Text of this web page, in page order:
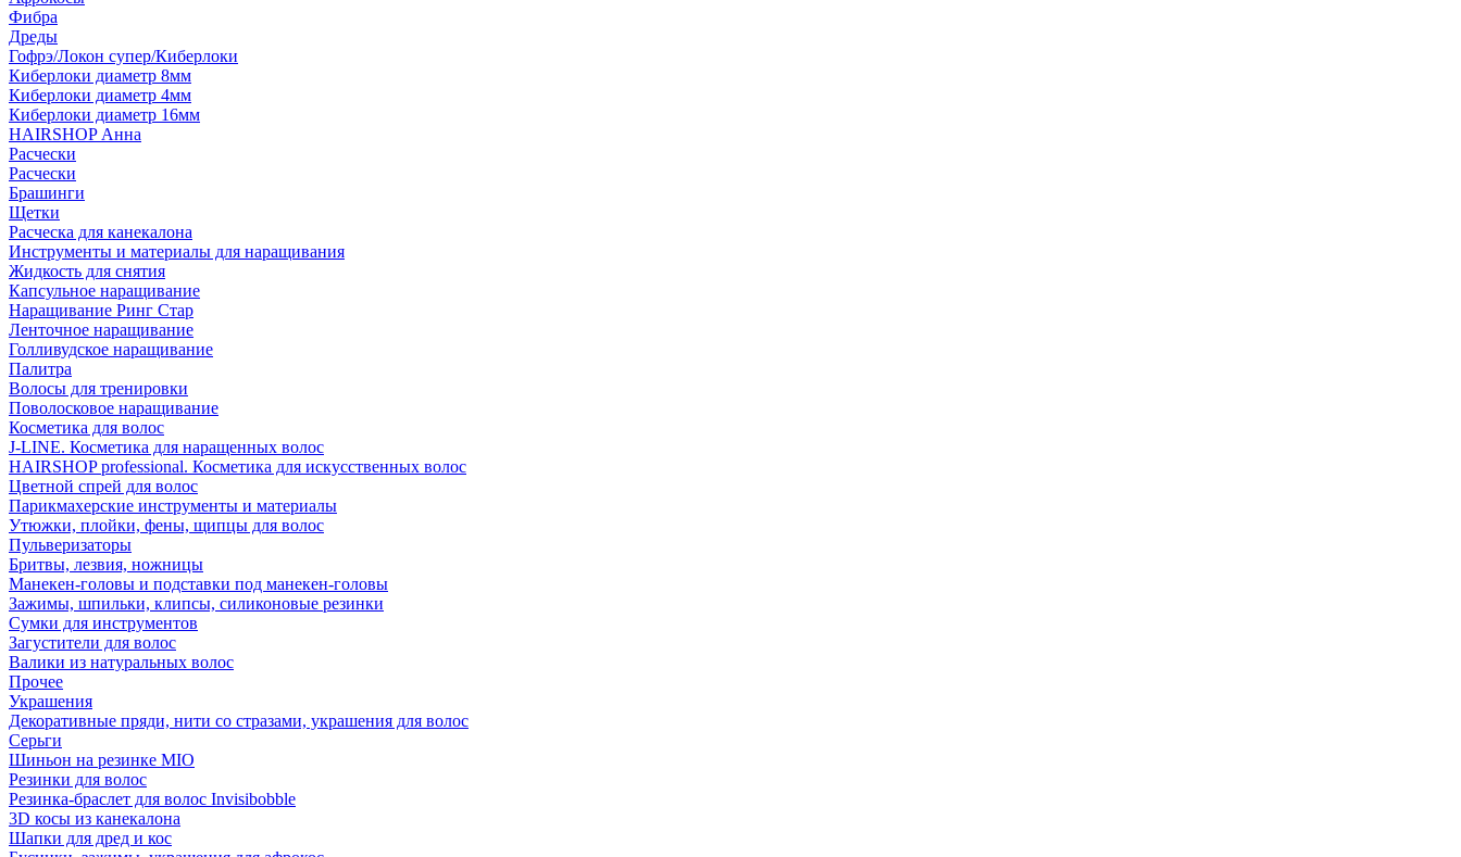
Фибра
Дреды
Гофрэ/Локон супер/Киберлоки
Киберлоки диаметр 8мм
Киберлоки диаметр 4мм
Киберлоки диаметр 16мм
HAIRSHOP Анна
Расчески
Расчески
Брашинги
Щетки
Расческа для канекалона
Инструменты и материалы для наращивания
Жидкость для снятия
Капсульное наращивание
Наращивание Ринг Стар
Ленточное наращивание
Голливудское наращивание
Палитра
Волосы для тренировки
Поволосковое наращивание
Косметика для волос
J-LINE. Косметика для наращенных волос
HAIRSHOP professional. Косметика для искусственных волос
Цветной спрей для волос
Парикмахерские инструменты и материалы
Утюжки, плойки, фены, щипцы для волос
Пульверизаторы
Бритвы, лезвия, ножницы
Манекен-головы и подставки под манекен-головы
Зажимы, шпильки, клипсы, силиконовые резинки
Сумки для инструментов
Загустители для волос
Валики из натуральных волос
Прочее
Украшения
Декоративные пряди, нити со стразами, украшения для волос
Серьги
Шиньон на резинке MIO
Резинки для волос
Резинка-браслет для волос Invisibobble
3D косы из канекалона
Шапки для дред и кос